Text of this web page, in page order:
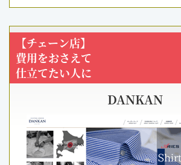
【チェーン店】
費用をおさえて
仕立てたい人に
DANKAN